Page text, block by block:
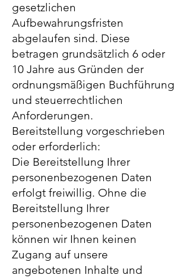
gesetzlichen
Aufbewahrungsfristen
abgelaufen sind. Diese
betragen grundsätzlich 6 oder
10 Jahre aus Gründen der
ordnungsmäßigen Buchführung
und steuerrechtlichen
Anforderungen.
Bereitstellung vorgeschrieben
oder erforderlich:
Die Bereitstellung Ihrer
personenbezogenen Daten
erfolgt freiwillig. Ohne die
Bereitstellung Ihrer
personenbezogenen Daten
können wir Ihnen keinen
Zugang auf unsere
angebotenen Inhalte und